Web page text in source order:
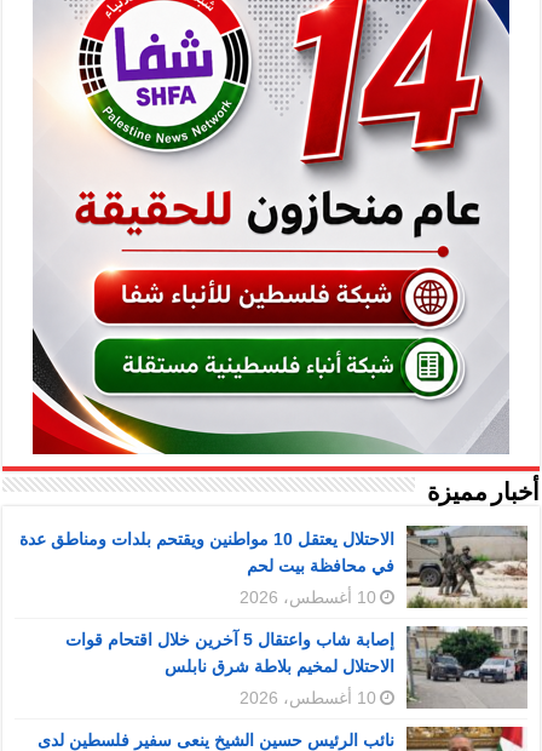
أخبار مميزة
الاحتلال يعتقل 10 مواطنين ويقتحم بلدات ومناطق عدة
في محافظة بيت لحم
10 أغسطس، 2026
إصابة شاب واعتقال 5 آخرين خلال اقتحام قوات
الاحتلال لمخيم بلاطة شرق نابلس
10 أغسطس، 2026
نائب الرئيس حسين الشيخ ينعى سفير فلسطين لدى